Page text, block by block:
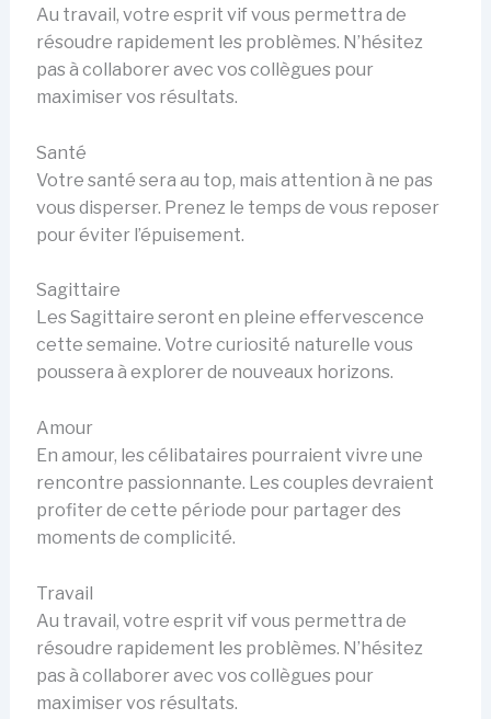
Au travail, votre esprit vif vous permettra de
résoudre rapidement les problèmes. N’hésitez
pas à collaborer avec vos collègues pour
maximiser vos résultats.
Santé
Votre santé sera au top, mais attention à ne pas
vous disperser. Prenez le temps de vous reposer
pour éviter l’épuisement.
Sagittaire
Les Sagittaire seront en pleine effervescence
cette semaine. Votre curiosité naturelle vous
poussera à explorer de nouveaux horizons.
Amour
En amour, les célibataires pourraient vivre une
rencontre passionnante. Les couples devraient
profiter de cette période pour partager des
moments de complicité.
Travail
Au travail, votre esprit vif vous permettra de
résoudre rapidement les problèmes. N’hésitez
pas à collaborer avec vos collègues pour
maximiser vos résultats.